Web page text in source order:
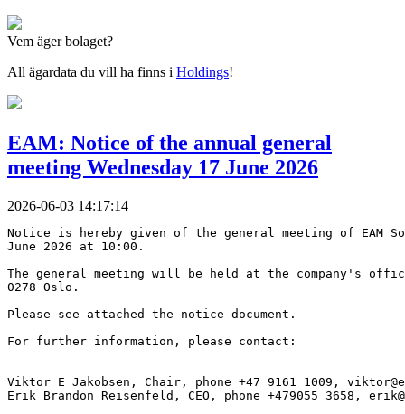
Vem äger bolaget?
All ägardata du vill ha finns i Holdings!
EAM: Notice of the annual general
meeting Wednesday 17 June 2026
2026-06-03 14:17:14
Notice is hereby given of the general meeting of EAM
June 2026 at 10:00.
The general meeting will be held at the company's
0278 Oslo.
Please see attached the notice document.
For further information, please contact:
Viktor E Jakobsen, Chair, phone +47 9161 1009,
Erik Brandon Reisenfeld, CEO, phone +479055 3658,